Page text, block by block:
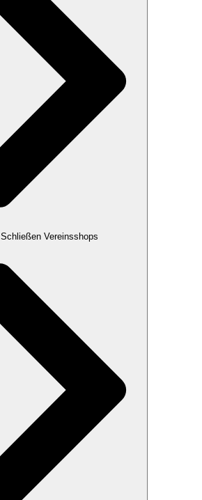
Schließen Vereinsshops